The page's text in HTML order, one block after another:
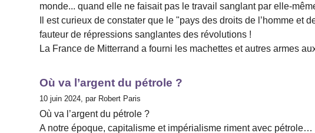
monde... quand elle ne faisait pas le travail sanglant par elle-
Il est curieux de constater que le "pays des droits de l’homme et
fauteur de répressions sanglantes des révolutions !
La France de Mitterrand a fourni les machettes et autres armes
Où va l’argent du pétrole ?
10 juin 2024, par Robert Paris
Où va l’argent du pétrole ?
A notre époque, capitalisme et impérialisme riment avec pétrole…